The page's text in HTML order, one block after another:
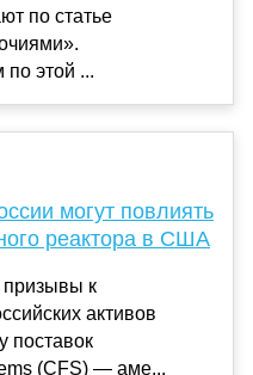
по статье
этой ...
могут повлиять
реактора в США
к
активов
поставок
(CFS) — аме...